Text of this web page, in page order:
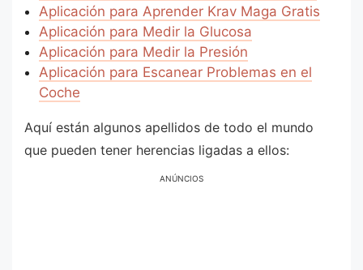
Aplicación para Aprender Krav Maga Gratis
Aplicación para Medir la Glucosa
Aplicación para Medir la Presión
Aplicación para Escanear Problemas en el
Coche
Aquí están algunos apellidos de todo el mundo
que pueden tener herencias ligadas a ellos:
ANÚNCIOS